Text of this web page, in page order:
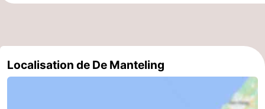
Localisation de De Manteling